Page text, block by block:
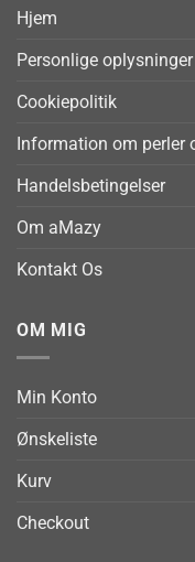
Hjem
Personlige oplysninger
Cookiepolitik
Information om perler
Handelsbetingelser
Om aMazy
Kontakt Os
OM MIG
Min Konto
Ønskeliste
Kurv
Checkout